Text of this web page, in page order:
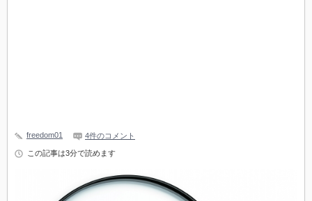
freedom01 4件のコメント
この記事は3分で読めます